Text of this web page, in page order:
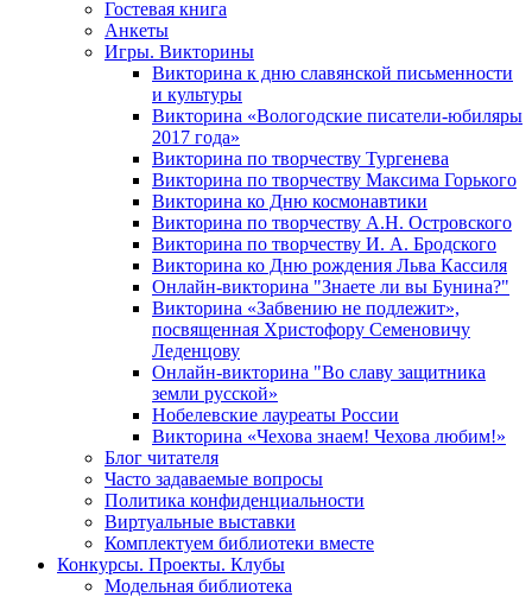
Гостевая книга
Анкеты
Игры. Викторины
Викторина к дню славянской письменности
и культуры
Викторина «Вологодские писатели-юбиляры
2017 года»
Викторина по творчеству Тургенева
Викторина по творчеству Максима Горького
Викторина ко Дню космонавтики
Викторина по творчеству А.Н. Островского
Викторина по творчеству И. А. Бродского
Викторина ко Дню рождения Льва Кассиля
Онлайн-викторина "Знаете ли вы Бунина?"
Викторина «Забвению не подлежит»,
посвященная Христофору Семеновичу
Леденцову
Онлайн-викторина "Во славу защитника
земли русской»
Нобелевские лауреаты России
Викторина «Чехова знаем! Чехова любим!»
Блог читателя
Часто задаваемые вопросы
Политика конфиденциальности
Виртуальные выставки
Комплектуем библиотеки вместе
Конкурсы. Проекты. Клубы
Модельная библиотека